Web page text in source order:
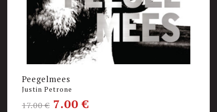
Peegelmees
Justin Petrone
17.00€ 7.00€